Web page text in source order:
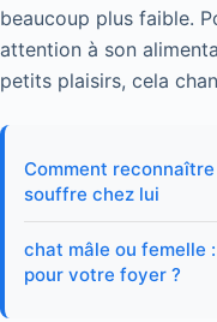
beaucoup plus faible.
attention à son
petits plaisirs, cela
Comment
souffre chez lui
chat mâle ou femelle
pour votre foyer ?